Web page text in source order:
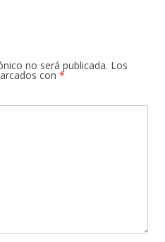
no será publicada. Los
con *